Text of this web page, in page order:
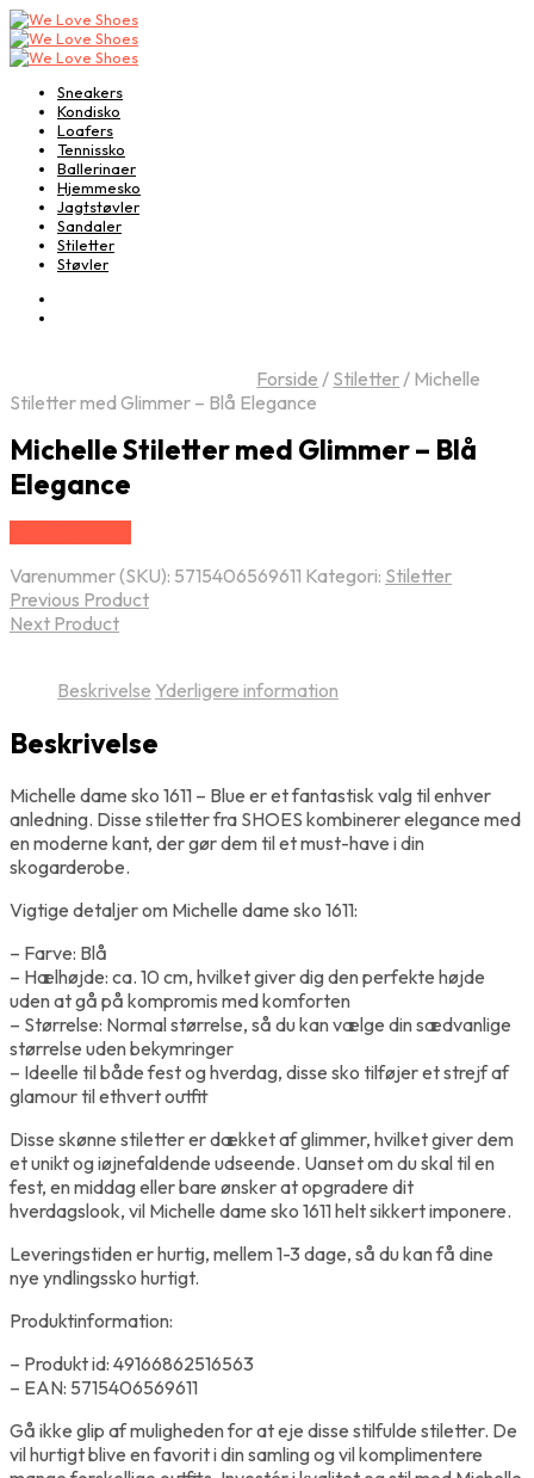
Sneakers
Kondisko
Loafers
Tennissko
Ballerinaer
Hjemmesko
Jagtstøvler
Sandaler
Stiletter
Støvler
Forside / Stiletter/ Michelle
Stiletter med Glimmer – Blå Elegance
Michelle Stiletter med Glimmer – Blå
Elegance
Varenummer (SKU): 5715406569611 Kategori: Stiletter
Previous Product
Next Product
Beskrivelse Yderligere information
Beskrivelse
Michelle dame sko 1611 – Blue er et fantastisk valg til enhver
anledning. Disse stiletter fra SHOES kombinerer elegance med
en moderne kant, der gør dem til et must-have i din
skogarderobe.
Vigtige detaljer om Michelle dame sko 1611:
– Farve: Blå
– Hælhøjde: ca. 10 cm, hvilket giver dig den perfekte højde
uden at gå på kompromis med komforten
– Størrelse: Normal størrelse, så du kan vælge din sædvanlige
størrelse uden bekymringer
– Ideelle til både fest og hverdag, disse sko tilføjer et strejf af
glamour til ethvert outfit
Disse skønne stiletter er dækket af glimmer, hvilket giver dem
et unikt og iøjnefaldende udseende. Uanset om du skal til en
fest, en middag eller bare ønsker at opgradere dit
hverdagslook, vil Michelle dame sko 1611 helt sikkert imponere.
Leveringstiden er hurtig, mellem 1-3 dage, så du kan få dine
nye yndlingssko hurtigt.
Produktinformation:
– Produkt id: 49166862516563
– EAN: 5715406569611
Gå ikke glip af muligheden for at eje disse stilfulde stiletter. De
vil hurtigt blive en favorit i din samling og vil komplimentere